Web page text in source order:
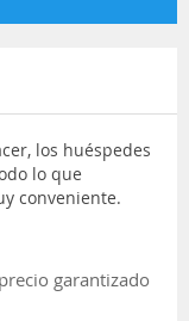
los huéspedes
lo que
conveniente.
garantizado